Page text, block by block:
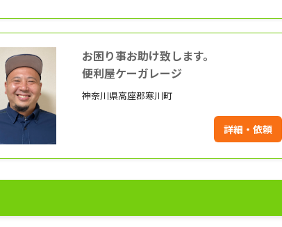
職人が対応いたします。 ご相談・お見積りござい
ましたらお気軽にお申し付けください！
お困り事お助け致します。
便利屋ケーガレージ
神奈川県高座郡寒川町
詳細・依頼